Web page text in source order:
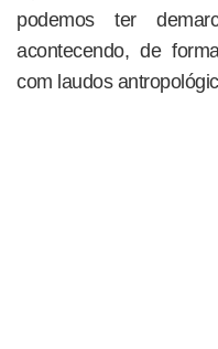
podemos ter
acontecendo, de
com laudos